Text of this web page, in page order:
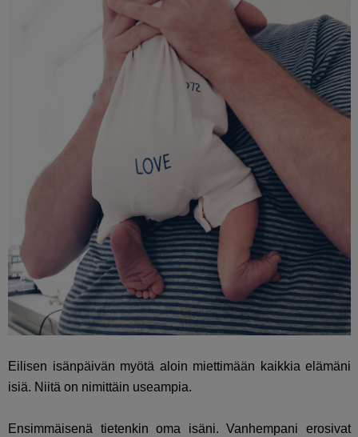
Eilisen isänpäivän myötä aloin miettimään kaikkia elämäni
isiä. Niitä on nimittäin useampia.
Ensimmäisenä tietenkin oma isäni. Vanhempani erosivat